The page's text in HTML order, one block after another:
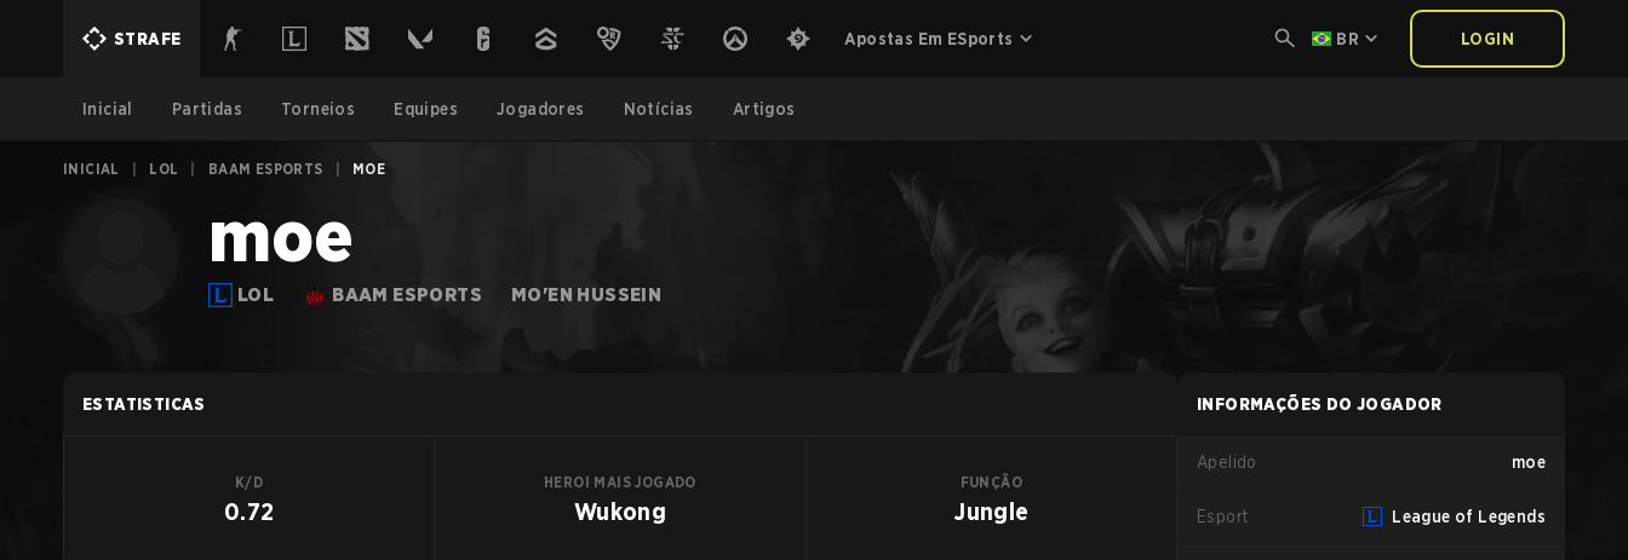
STRAFE Apostas Em ESports BR LOGIN
Inicial Partidas Torneios Equipes Jogadores Notícias Artigos
INICIAL LOL BAAM ESPORTS MOE
moe
LOL BAAM ESPORTS MO'EN HUSSEIN
ESTATISTICAS
K/D
0.72
HEROI MAIS JOGADO
Wukong
FUNÇÃO
Jungle
INFORMAÇÕES DO JOGADOR
Apelido moe
Esport League of Legends